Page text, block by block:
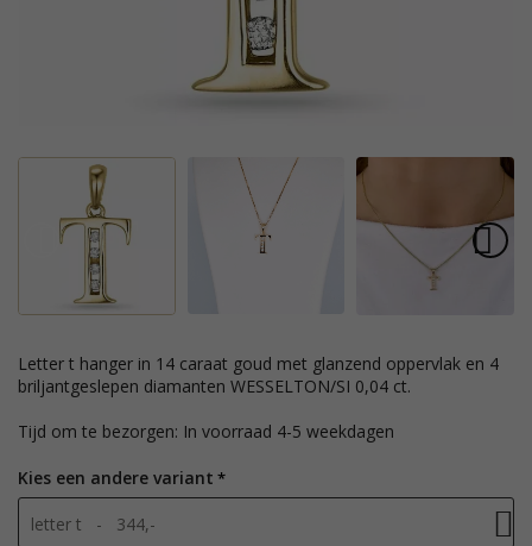
letter t hanger in 14 caraat goud met glanzend oppervlak en 4
briljantgeslepen diamanten WESSELTON/SI 0,04 ct.
Tijd om te bezorgen: In voorraad 4-5 weekdagen
Kies een andere variant
letter t - 344,-